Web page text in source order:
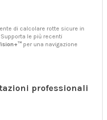
di calcolare rotte sicure in
le più recenti
per una navigazione
professionali